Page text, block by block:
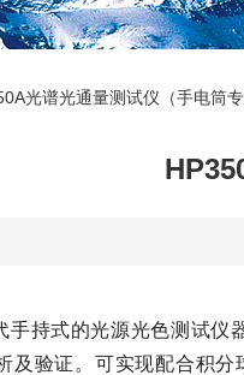
光谱光通量测试仪（手电筒专
手持式的光源光色测试
及验证。可实现配合积